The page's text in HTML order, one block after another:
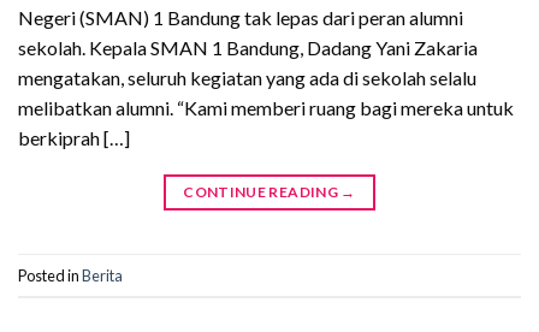
Negeri (SMAN) 1 Bandung tak lepas dari peran alumni
sekolah. Kepala SMAN 1 Bandung, Dadang Yani Zakaria
mengatakan, seluruh kegiatan yang ada di sekolah selalu
melibatkan alumni. “Kami memberi ruang bagi mereka untuk
berkiprah […]
CONTINUE READING →
Posted inBerita